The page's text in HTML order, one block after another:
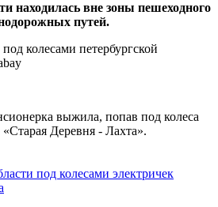
находилась вне зоны пешеходного
путей.
выжила, попав под колеса
Деревня - Лахта».
под колесами электричек